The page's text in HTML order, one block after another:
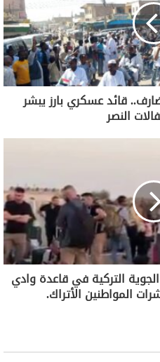
قائد عسكري بارز يبشر
النصر
التركية في قاعدة وادي
المواطنين الأتراك.